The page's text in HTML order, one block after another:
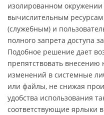
изолированном
вычислительным
(служебным) и
полного запрета доступа
Подобное решение дает
препятствовать
изменений в системные
или файлы, не снижая
удобства использования
соответствующие ярлыки